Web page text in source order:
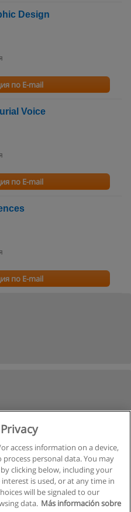
Design
по E-mail
Voice
по E-mail
по E-mail
access information on a device,
personal data. You may
clicking below, including your
is used, or at any time in
will be signaled to our
data. Más información sobre